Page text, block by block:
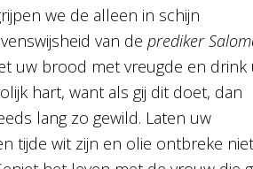
we de alleen in schijn
van de prediker
uw brood met vreugde en drink
hart, want als gij dit doet, dan
lang zo gewild. Laten uw
tijde wit zijn en olie ontbreke niet